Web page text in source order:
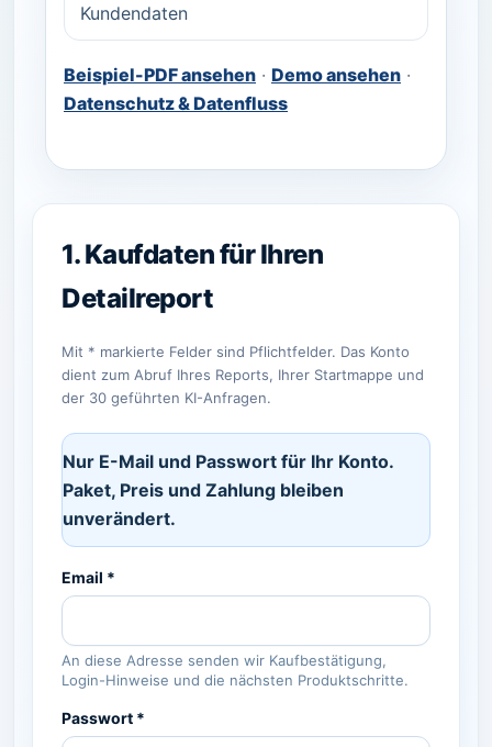
Kundendaten
Beispiel-PDF ansehen · Demo ansehen ·
Datenschutz & Datenfluss
Mit * markierte Felder sind Pflichtfelder. Das Konto
dient zum Abruf Ihres Reports, Ihrer Startmappe und
der 30 geführten KI-Anfragen.
Nur E-Mail und Passwort für Ihr Konto.
Paket, Preis und Zahlung bleiben
unverändert.
Email *
An diese Adresse senden wir Kaufbestätigung,
Login-Hinweise und die nächsten Produktschritte.
Passwort *